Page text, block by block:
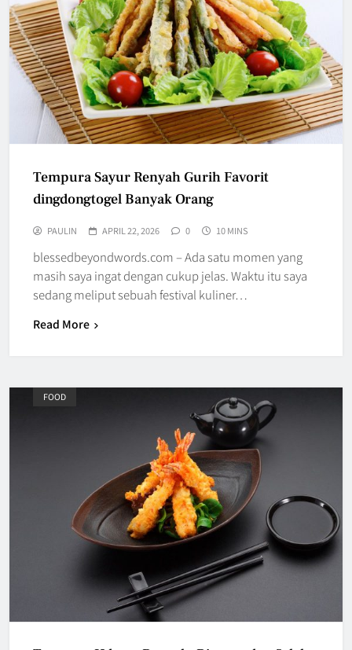
Tempura Sayur Renyah Gurih Favorit
dingdongtogel Banyak Orang
PAULIN APRIL 22, 2026 0 10 MINS
blessedbeyondwords.com – Ada satu momen yang
masih saya ingat dengan cukup jelas. Waktu itu saya
sedang meliput sebuah festival kuliner…
Read More
FOOD